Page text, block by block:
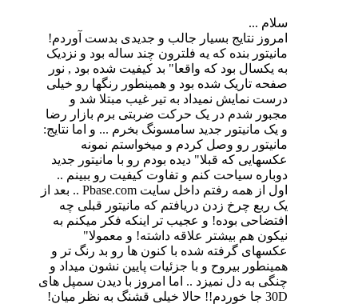
سلام ...
امروز نتایج بسیار جالب و جدیدی بدست آوردم!
مانیتور بنده که یه فلترون چند ساله بود و نزدیک
به یکسال بود که واقعا" بد کیفیت شده بود , نور
صفحه تاریک شده بود و همینطور رنگها رو خیلی
درست نمایش نمیداد به تیر غیب مبتلا شد و
مجبور شدم در یک حرکت ضربتی برم بازار رضا
و یک مانیتور جدید سامسونگ بخرم ... و اما نتایج:
مانیتور رو وصل کردم و میخواستم نمونه
عکسهایی که قبلا" دیده بودم رو با مانیتور جدید
دوباره سیاحت کنم و تفاوت کیفیت رو ببینم ..
اول از همه رفتم داخل سایت Pbase.com .. بعد از
یک ربع چرخ زدن دریافتم که مانیتور قبلی چه
افتضاحی بوده! و عجیب تر اینکه فکر میکنم به
نیکون هم بیشتر علاقه داشته! و معمولا"
عکسهای گرفته شده با کنون ها رو بد رنگ تر و
همینطور بیروح و با جزئیات پایین نشون میداد و
چنگی به دل نمیزد .. اما امروز با دیدن سمپل های
30D جا خوردم!! حالا خیلی قشنگ به نظر میان!